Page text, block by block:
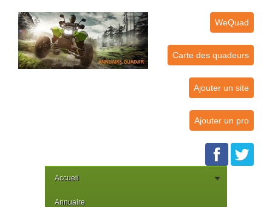
WeQuad
Carte des quadeurs
Ajouter un site
Ajouter un pro
Accueil
Annuaire